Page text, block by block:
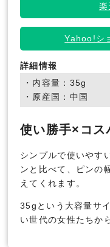
楽
Yahoo!シ
詳細情報
・内容量：35g
・原産国：中国
使い勝手×コス
シンプルで使いやす
ンと比べて、ピンの
えてくれます。
35gという大容量サ
い世代の女性たちか